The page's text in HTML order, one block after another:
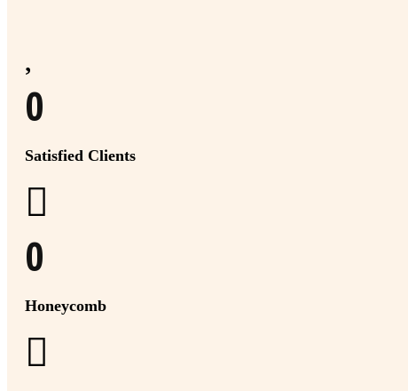
0
Satisfied Clients
0
Honeycomb